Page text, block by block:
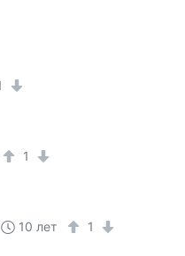
1
10 лет 1